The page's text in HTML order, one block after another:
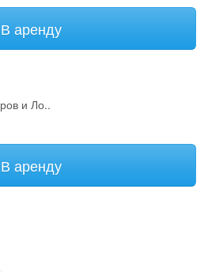
В аренду
и Ло..
В аренду